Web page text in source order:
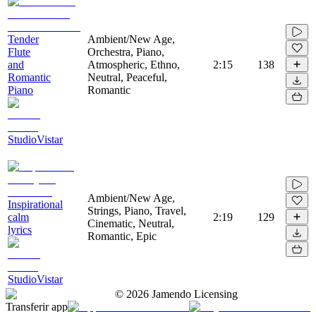
Tender
Flute
and
Romantic
Piano
StudioVistar
Ambient/New Age,
Orchestra, Piano,
Atmospheric, Ethno,
Neutral, Peaceful,
Romantic
2:15 138
Inspirational
calm
lyrics
StudioVistar
Ambient/New Age,
Strings, Piano, Travel,
Cinematic, Neutral,
Romantic, Epic
2:19 129
© 2026 Jamendo Licensing
Transferir app